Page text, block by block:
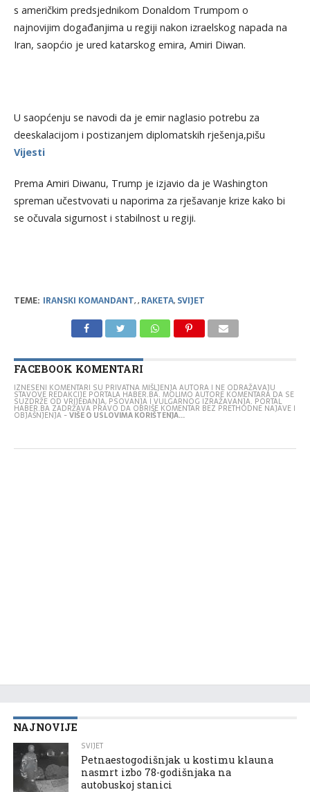
s američkim predsjednikom Donaldom Trumpom o
najnovijim događanjima u regiji nakon izraelskog napada na
Iran, saopćio je ured katarskog emira, Amiri Diwan.
U saopćenju se navodi da je emir naglasio potrebu za
deeskalacijom i postizanjem diplomatskih rješenja,pišu
Vijesti
Prema Amiri Diwanu, Trump je izjavio da je Washington
spreman učestvovati u naporima za rješavanje krize kako bi
se očuvala sigurnost i stabilnost u regiji.
TEME: IRANSKI KOMANDANT,, RAKETA, SVIJET
FACEBOOK KOMENTARI
IZNESENI KOMENTARI SU PRIVATNA MIŠLJENJA AUTORA I NE ODRAŽAVAJU
STAVOVE REDAKCIJE PORTALA HABER.BA. MOLIMO AUTORE KOMENTARA DA SE
SUZDRŽE OD VRIJEĐANJA, PSOVANJA I VULGARNOG IZRAŽAVANJA. PORTAL
HABER.BA ZADRŽAVA PRAVO DA OBRIŠE KOMENTAR BEZ PRETHODNE NAJAVE I
OBJAŠNJENJA -VIŠE O USLOVIMA KORIŠTENJA...
NAJNOVIJE
SVIJET
Petnaestogodišnjak u kostimu klauna
nasmrt izbo 78-godišnjaka na
autobuskoj stanici